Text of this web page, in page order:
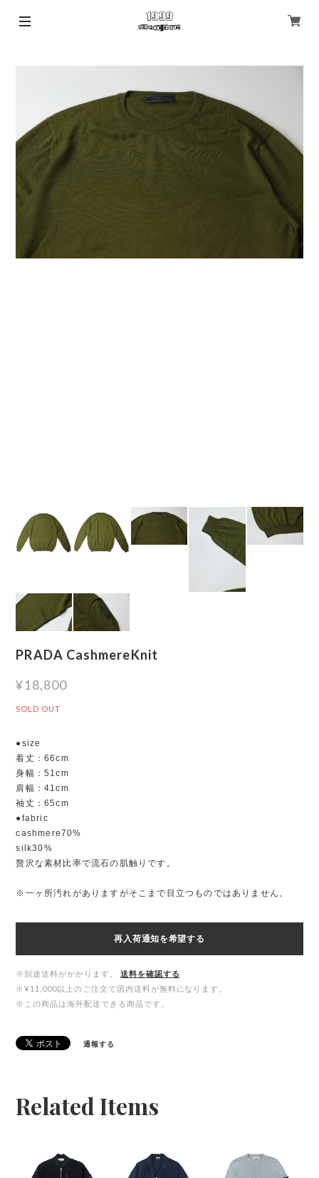
PRADA CashmereKnit
¥18,800
SOLD OUT
●size
着丈：66cm
身幅：51cm
肩幅：41cm
袖丈：65cm
●fabric
cashmere70%
silk30%
贅沢な素材比率で流石の肌触りです。
※一ヶ所汚れがありますがそこまで目立つものではありません。
再入荷通知を希望する
※別途送料がかかります。
送料を確認する
※¥11,000以上のご注文で国内送料が無料になります。
※この商品は海外配送できる商品です。
通報する
Related Items